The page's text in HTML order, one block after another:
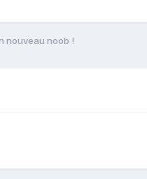
nouveau noob !